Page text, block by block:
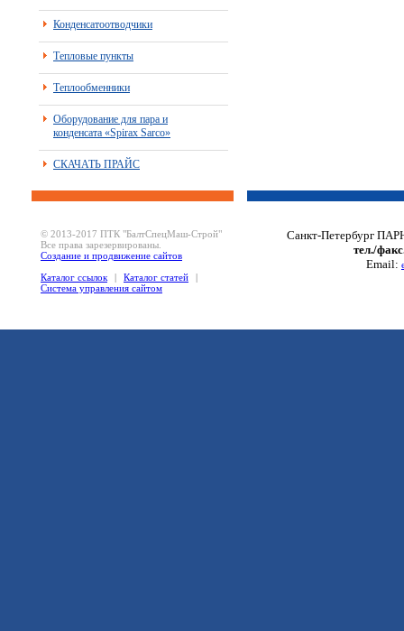
Конденсатоотводчики
Тепловые пункты
Теплообменники
Оборудование для пара и
конденсата «Spirax Sarco»
СКАЧАТЬ ПРАЙС
© 2013-2017 ПТК "БалтСпецМаш-Строй"
Все права зарезервированы.
Создание и продвижение сайтов
Каталог ссылок
| Каталог статей
|
Система управления сайтом
Санкт-Петербург
тел./
Email: